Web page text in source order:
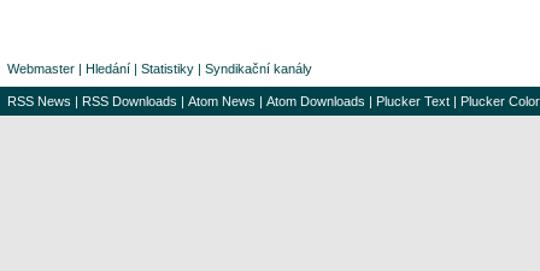
Webmaster | Hledání | Statistiky | Syndikační kanály
RSS News | RSS Downloads | Atom News | Atom Downloads | Plucker Text | Plucker Color